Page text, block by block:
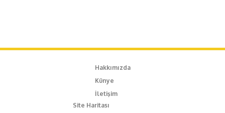
Hakkımızda
Künye
İletişim
Site Haritası